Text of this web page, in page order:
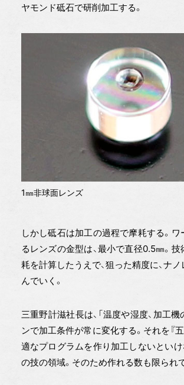
ヤモンド砥石で研削加工する。
1㎜非球面レンズ
しかし砥石は加工の過程で摩耗する。
るレンズの金型は、最小で直径0.5㎜。
耗を計算したうえで、狙った精度に、ナ
んでいく。
三重野計滋社長は、「温度や湿度、加工
ンで加工条件が常に変化する。それを『
適なプログラムを作り加工しないといけ
の技の領域。そのため作れる数も限られて